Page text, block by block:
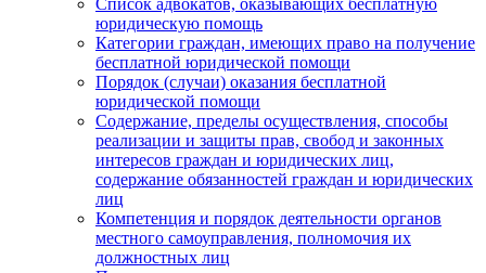
юридическую помощь
Категории граждан, имеющих право на получение
бесплатной юридической помощи
Порядок (случаи) оказания бесплатной
юридической помощи
Содержание, пределы осуществления, способы
реализации и защиты прав, свобод и законных
интересов граждан и юридических лиц,
содержание обязанностей граждан и юридических
лиц
Компетенция и порядок деятельности органов
местного самоуправления, полномочия их
должностных лиц